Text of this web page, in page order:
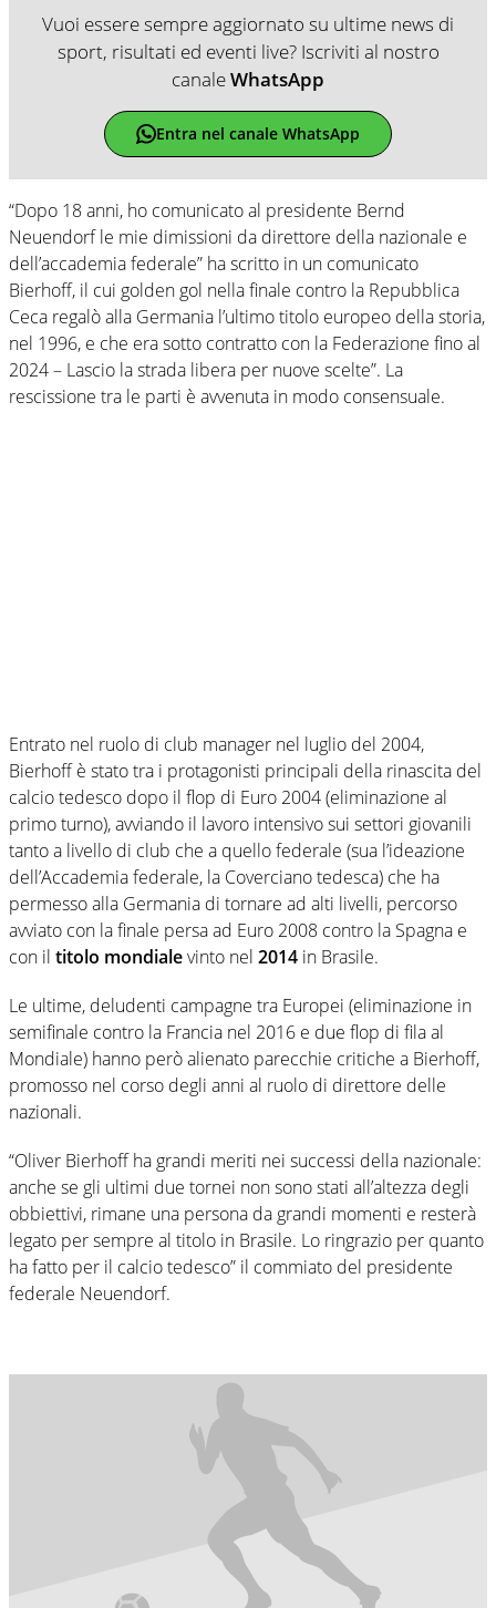
Vuoi essere sempre aggiornato su ultime news di
sport, risultati ed eventi live? Iscriviti al nostro
canaleWhatsApp
Entra nel canale WhatsApp
“Dopo 18 anni, ho comunicato al presidente Bernd
Neuendorf le mie dimissioni da direttore della nazionale e
dell’accademia federale” ha scritto in un comunicato
Bierhoff, il cui golden gol nella finale contro la Repubblica
Ceca regalò alla Germania l’ultimo titolo europeo della storia,
nel 1996, e che era sotto contratto con la Federazione fino al
2024 – Lascio la strada libera per nuove scelte”. La
rescissione tra le parti è avvenuta in modo consensuale.
Entrato nel ruolo di club manager nel luglio del 2004,
Bierhoff è stato tra i protagonisti principali della rinascita del
calcio tedesco dopo il flop di Euro 2004 (eliminazione al
primo turno), avviando il lavoro intensivo sui settori giovanili
tanto a livello di club che a quello federale (sua l’ideazione
dell’Accademia federale, la Coverciano tedesca) che ha
permesso alla Germania di tornare ad alti livelli, percorso
avviato con la finale persa ad Euro 2008 contro la Spagna e
con il titolo mondialevinto nel 2014 in Brasile.
Le ultime, deludenti campagne tra Europei (eliminazione in
semifinale contro la Francia nel 2016 e due flop di fila al
Mondiale) hanno però alienato parecchie critiche a Bierhoff,
promosso nel corso degli anni al ruolo di direttore delle
nazionali.
“Oliver Bierhoff ha grandi meriti nei successi della nazionale:
anche se gli ultimi due tornei non sono stati all’altezza degli
obbiettivi, rimane una persona da grandi momenti e resterà
legato per sempre al titolo in Brasile. Lo ringrazio per quanto
ha fatto per il calcio tedesco” il commiato del presidente
federale Neuendorf.